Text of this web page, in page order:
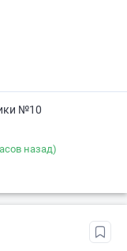
№10
назад)